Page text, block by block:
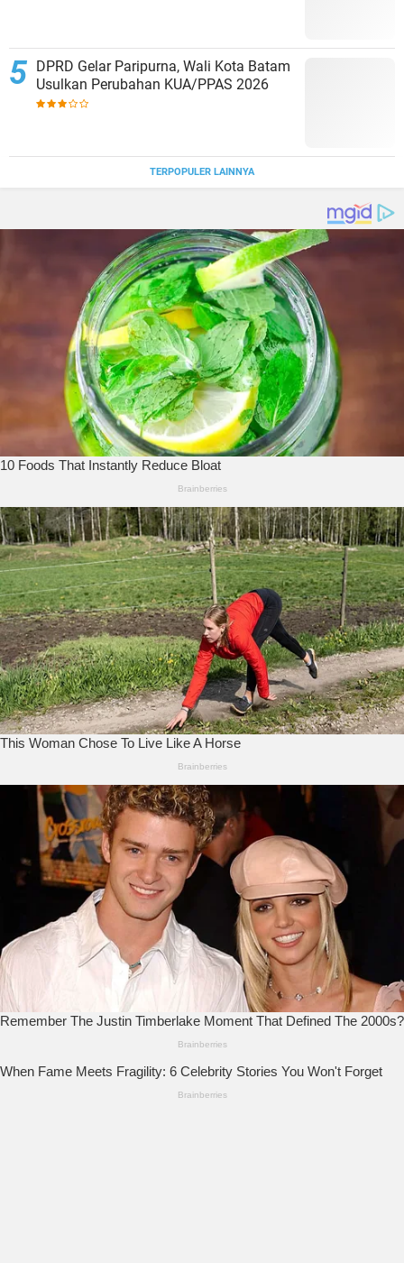
DPRD Gelar Paripurna, Wali Kota Batam
Usulkan Perubahan KUA/PPAS 2026
TERPOPULER LAINNYA